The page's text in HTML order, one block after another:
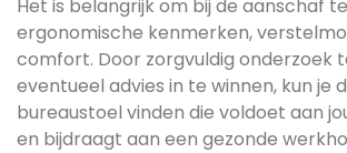
Het is belangrijk om bij de aanschaf
ergonomische kenmerken,
comfort. Door zorgvuldig onderzoek
eventueel advies in te winnen, kun je
bureaustoel vinden die voldoet aan
en bijdraagt aan een gezonde